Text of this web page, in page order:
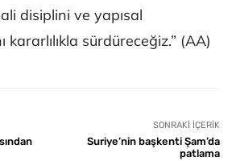
disiplini ve yapısal
kararlılıkla sürdüreceğiz.” (AA)
SONRAKI İÇERIK
Suriye’nin başkenti Şam’da
patlama